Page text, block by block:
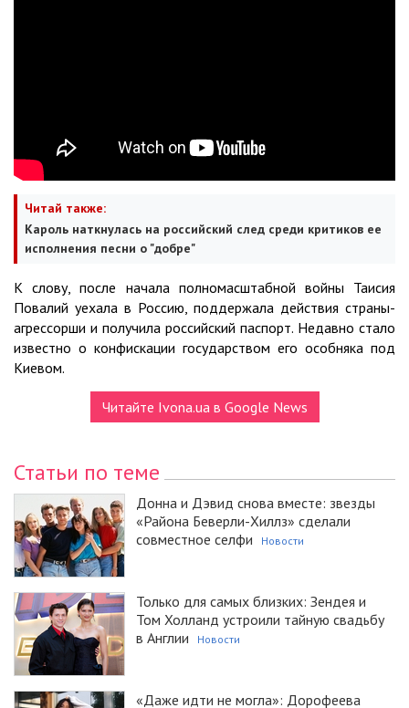
Читай также:
Кароль наткнулась на российский след среди критиков ее
исполнения песни о "добре"
К слову, после начала полномасштабной войны Таисия
Повалий уехала в Россию, поддержала действия страны-
агрессорши и получила российский паспорт. Недавно стало
известно о конфискации государством его особняка под
Киевом.
Читайте Ivona.ua в Google News
Статьи по теме
Донна и Дэвид снова вместе: звезды
«Района Беверли-Хиллз» сделали
совместное селфи
Новости
Только для самых близких: Зендея и
Том Холланд устроили тайную свадьбу
в Англии
Новости
«Даже идти не могла»: Дорофеева